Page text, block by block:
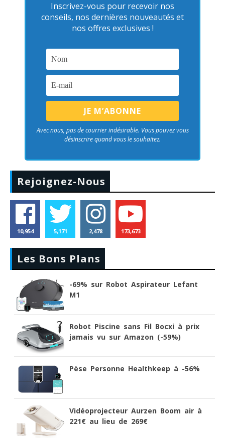
Inscrivez-vous pour recevoir nos
conseils, nos dernières nouveautés et
nos offres exclusives !
Avec nous, pas de courrier indésirable. Vous pouvez vous
désinscrire quand vous le souhaitez.
Rejoignez-Nous
10,954 5,171 2,478 173,673
Les Bons Plans
-69% sur Robot Aspirateur Lefant
M1
Robot Piscine sans Fil Bocxi à prix
jamais vu sur Amazon (-59%)
Pèse Personne Healthkeep à -56%
Vidéoprojecteur Aurzen Boom air à
221€ au lieu de 269€